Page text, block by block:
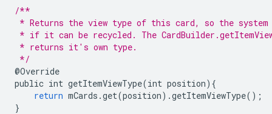
/**
* Returns the view type of this card, so the
* if it can be recycled. The
* returns it's own type.
*/
@Override
public int getItemViewType(int position){
return mCards .get(position).getItemViewType();
}